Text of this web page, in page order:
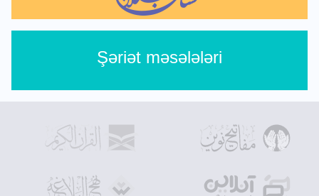
Şəriət məsələləri